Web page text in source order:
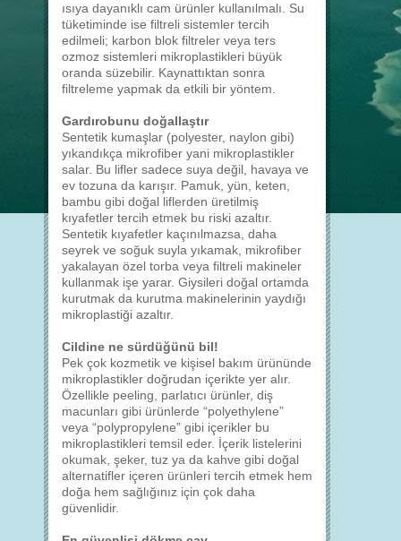
ısıya dayanıklı cam ürünler kullanılmalı. Su
tüketiminde ise filtreli sistemler tercih
edilmeli; karbon blok filtreler veya ters
ozmoz sistemleri mikroplastikleri büyük
oranda süzebilir. Kaynattıktan sonra
filtreleme yapmak da etkili bir yöntem.
Gardırobunu doğallaştır
Sentetik kumaşlar (polyester, naylon gibi)
yıkandıkça mikrofiber yani mikroplastikler
salar. Bu lifler sadece suya değil, havaya ve
ev tozuna da karışır. Pamuk, yün, keten,
bambu gibi doğal liflerden üretilmiş
kıyafetler tercih etmek bu riski azaltır.
Sentetik kıyafetler kaçınılmazsa, daha
seyrek ve soğuk suyla yıkamak, mikrofiber
yakalayan özel torba veya filtreli makineler
kullanmak işe yarar. Giysileri doğal ortamda
kurutmak da kurutma makinelerinin yaydığı
mikroplastiği azaltır.
Cildine ne sürdüğünü bil!
Pek çok kozmetik ve kişisel bakım ürününde
mikroplastikler doğrudan içerikte yer alır.
Özellikle peeling, parlatıcı ürünler, diş
macunları gibi ürünlerde “polyethylene”
veya “polypropylene” gibi içerikler bu
mikroplastikleri temsil eder. İçerik listelerini
okumak, şeker, tuz ya da kahve gibi doğal
alternatifler içeren ürünleri tercih etmek hem
doğa hem sağlığınız için çok daha
güvenlidir.